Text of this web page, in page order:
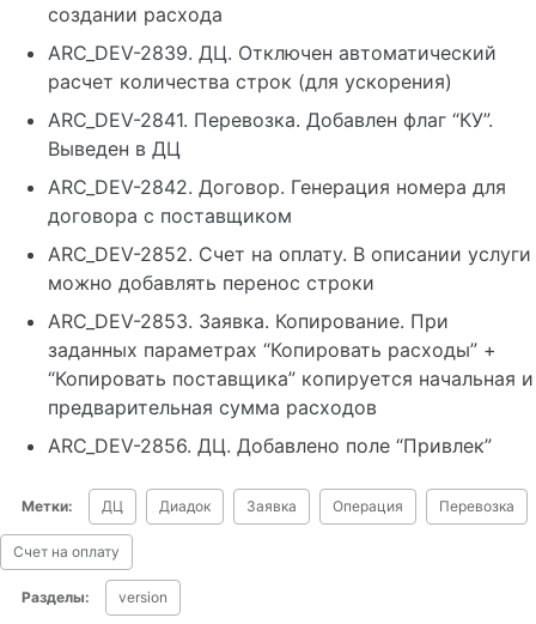
создании расхода
ARC_DEV-2839. ДЦ. Отключен автоматический
расчет количества строк (для ускорения)
ARC_DEV-2841. Перевозка. Добавлен флаг “КУ”.
Выведен в ДЦ
ARC_DEV-2842. Договор. Генерация номера для
договора с поставщиком
ARC_DEV-2852. Счет на оплату. В описании услуги
можно добавлять перенос строки
ARC_DEV-2853. Заявка. Копирование. При
заданных параметрах “Копировать расходы” +
“Копировать поставщика” копируется начальная и
предварительная сумма расходов
ARC_DEV-2856. ДЦ. Добавлено поле “Привлек”
Метки: ДЦ Диадок Заявка Операция Перевозка
Счет на оплату
Разделы: version